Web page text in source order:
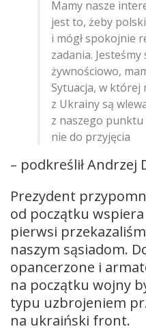
Mamy nasze
jest to, żeby
i mógł spokojnie
zadania.
żywnościowo,
Sytuacja, w której
z Ukrainy są
z naszego punktu
nie do przyjęcia
– podkreślił Andrzej
Prezydent
od początku
pierwsi
naszym sąsiadom.
opancerzone i
na początku wojny
typu uzbrojeniem
na ukraiński front.